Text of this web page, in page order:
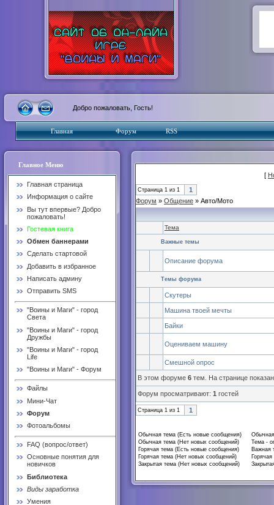
Добро пожаловать, Гость!
Главная Форум RSS
Главное Меню
Главная страница
Информация о сайте
Вы тут впервые? Добро
пожаловать!
Гостевая книга
Обмен баннерами
Сделать стартовой
Добавить в избранное
Написать админу
Отправить SMS
"Воины и Маги" - город
Света
"Воины и Маги" - город
Дружбы
"Воины и Маги" - город
Life
"Воины и Маги" - Форум
Файлы
Мини-Чат
Форум
Фотоальбомы
FAQ (вопрос/ответ)
Основные понятия для
новичков
Библиотека
Виды заработка
Умения
[
Страница 1 из 1
1
Форум » Общение » Авто/Мото
Тема
Важные темы
Описание форума
Темы форума
Скутеры
Машина твоей мечты
Байки
Оцениваем машину
Смешной опрос
В этом форуме 6 тем. На странице
Форум просматривают: 1 гостей
Страница 1 из 1 1
Обычная тема (Есть новые сообщения)
Обычная тема (Нет новых сообщений)
Тема -
Горячая тема (Есть новые сообщения)
Важная
Горячая тема (Нет новых сообщений)
Горячая
Закрытая тема (Нет новых сообщений)